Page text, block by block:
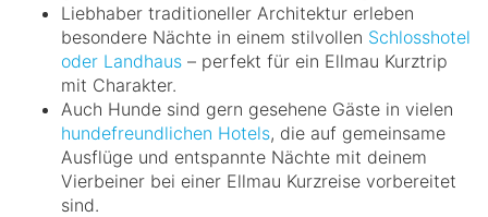
Liebhaber traditioneller Architektur erleben
besondere Nächte in einem stilvollen Schlosshotel
oder Landhaus – perfekt für ein Ellmau Kurztrip
mit Charakter.
Auch Hunde sind gern gesehene Gäste in vielen
hundefreundlichen Hotels, die auf gemeinsame
Ausflüge und entspannte Nächte mit deinem
Vierbeiner bei einer Ellmau Kurzreise vorbereitet
sind.